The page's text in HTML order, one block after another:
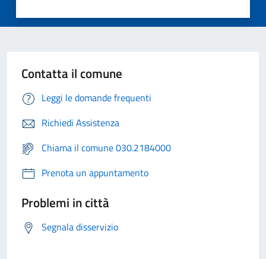
Contatta il comune
Leggi le domande frequenti
Richiedi Assistenza
Chiama il comune 030.2184000
Prenota un appuntamento
Problemi in città
Segnala disservizio